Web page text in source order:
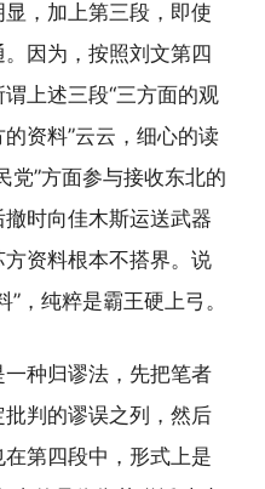
，加上第三段，即使
因为，按照刘文第四
上述三段“三方面的观
资料”云云，细心的读
党”方面参与接收东北的
时向佳木斯运送武器
资料根本不搭界。说
，纯粹是霸王硬上弓。
种归谬法，先把笔者
判的谬误之列，然后
第四段中，形式上是